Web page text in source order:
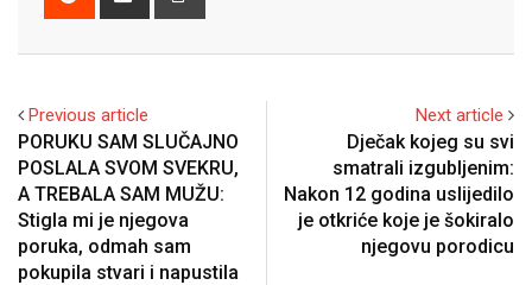
Previous article
PORUKU SAM SLUČAJNO
POSLALA SVOM SVEKRU,
A TREBALA SAM MUŽU:
Stigla mi je njegova
poruka, odmah sam
pokupila stvari i napustila
Next article
Dječak kojeg su svi
smatrali izgubljenim:
Nakon 12 godina uslijedilo
je otkriće koje je šokiralo
njegovu porodicu